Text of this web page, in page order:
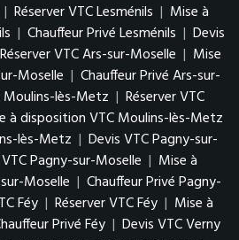
| Réserver VTC Lesménils | Mise à
| Chauffeur Privé Lesménils | Devis
Réserver VTC Ars-sur-Moselle | Mise
Moselle | Chauffeur Privé Ars-sur-
Moulins-lès-Metz | Réserver VTC
à disposition VTC Moulins-lès-Metz
lès-Metz | Devis VTC Pagny-sur-
Pagny-sur-Moselle | Mise à
Moselle | Chauffeur Privé Pagny-
Féy | Réserver VTC Féy | Mise à
Privé Féy | Devis VTC Verny